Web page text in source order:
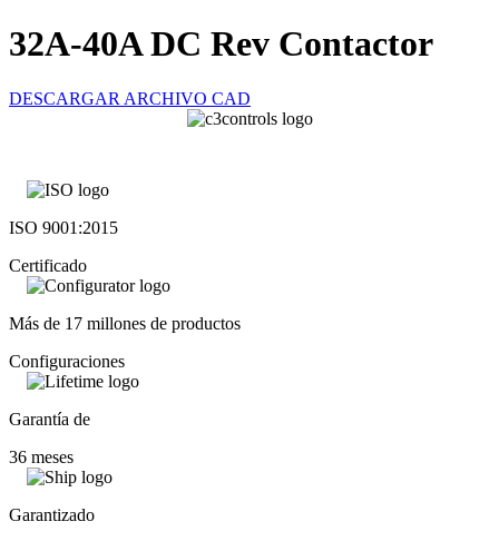
32A-40A DC Rev Contactor
DESCARGAR ARCHIVO CAD
ISO 9001:2015
Certificado
Más de 17 millones de productos
Configuraciones
Garantía de
36 meses
Garantizado